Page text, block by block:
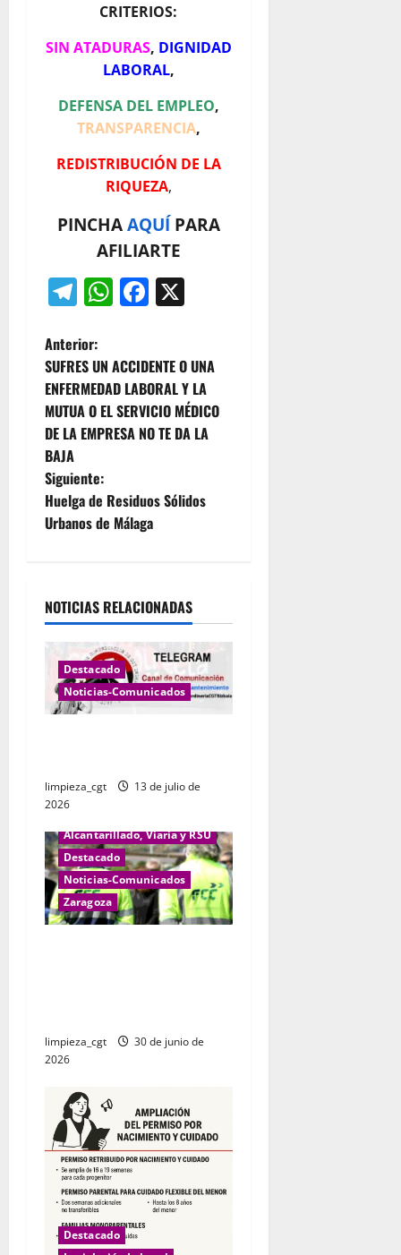
CRITERIOS:
SIN ATADURAS, DIGNIDAD
LABORAL,
DEFENSA DEL EMPLEO,
TRANSPARENCIA,
REDISTRIBUCIÓN DE LA
RIQUEZA,
PINCHA AQUÍPARA
AFILIARTE
Telegram
WhatsApp
Facebook
N
a
v
e
g
a
i
ó
n
d
e
n
t
r
a
s
Anterior:
SUFRES UN ACCIDENTE O UNA
ENFERMEDAD LABORAL Y LA
MUTUA O EL SERVICIO MÉDICO
DE LA EMPRESA NO TE DA LA
BAJA
Siguiente:
Huelga de Residuos Sólidos
Urbanos de Málaga
NOTICIAS RELACIONADAS
Destacado
Noticias-Comunicados
limpieza_cgt
13 de julio de
2026
Alcantarillado, Viaria y RSU
Destacado
Noticias-Comunicados
Zaragoza
limpieza_cgt
30 de junio de
2026
Destacado